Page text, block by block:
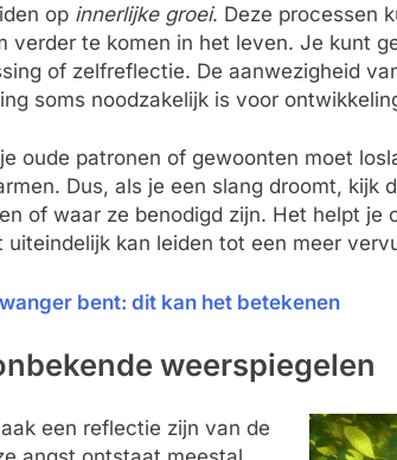
op innerlijke groei. Deze processen
verder te komen in het leven. Je kunt
of zelfreflectie. De aanwezigheid
soms noodzakelijk is voor
oude patronen of gewoonten moet
Dus, als je een slang droomt, kijk
of waar ze benodigd zijn. Het helpt je
kan leiden tot een meer
bent­: dit kan het betekenen
weerspiegelen
een reflectie zijn van de